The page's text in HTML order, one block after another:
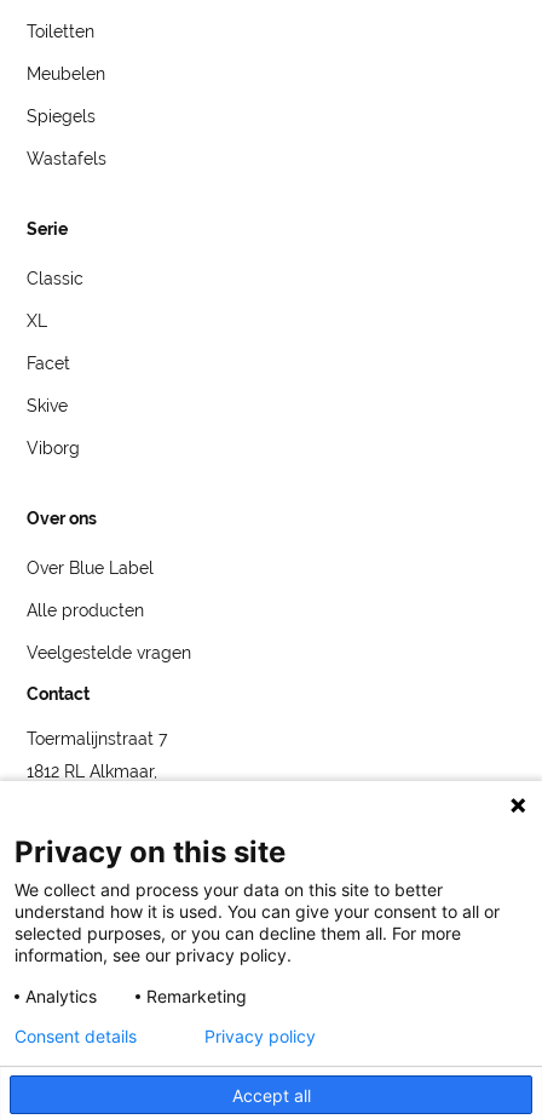
Toiletten
Meubelen
Spiegels
Wastafels
Serie
Classic
XL
Facet
Skive
Viborg
Over ons
Over Blue Label
Alle producten
Veelgestelde vragen
Contact
Toermalijnstraat 7
1812 RL Alkmaar,
service@bybluelabel.com
Blue Label
Toermalijnstraat 7, 1812 RL Alkmaar
LegaalCookies Privatlivspolitiek
Privacy on this site
We collect and process your data on this site to better
understand how it is used. You can give your consent to all or
selected purposes, or you can decline them all. For more
information, see our privacy policy.
Analytics
Remarketing
Accept all
Consent details Privacy policy